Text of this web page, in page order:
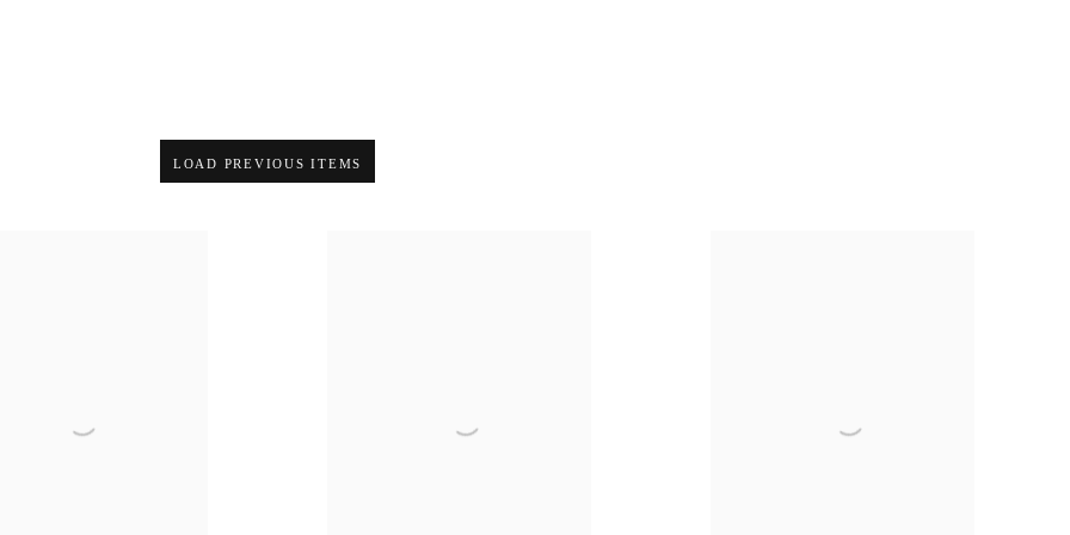
LOAD PREVIOUS ITEMS